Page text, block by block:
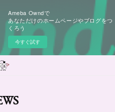
Ameba Owndで
あなただけのホームページやブログをつ
くろう
今すぐ試す